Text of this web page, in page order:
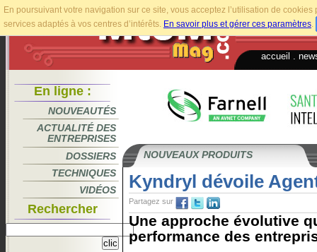
En poursuivant votre navigation sur ce site, vous acceptez l’utilisation de
services adaptés à vos centres d’intérêts. En savoir plus et gérer ces paramètres.
accueil
En ligne :
NOUVEAUTÉS
ACTUALITÉ DES
ENTREPRISES
DOSSIERS
TECHNIQUES
VIDÉOS
Rechercher
NOUVEAUX PRODUITS
Kyndryl dévoile
Partagez sur
Une approche évolutive
performance des